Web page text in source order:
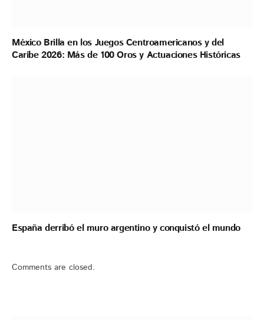
México Brilla en los Juegos Centroamericanos y del
Caribe 2026: Más de 100 Oros y Actuaciones Históricas
España derribó el muro argentino y conquistó el mundo
Comments are closed.